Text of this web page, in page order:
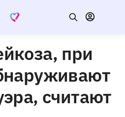
при
считают